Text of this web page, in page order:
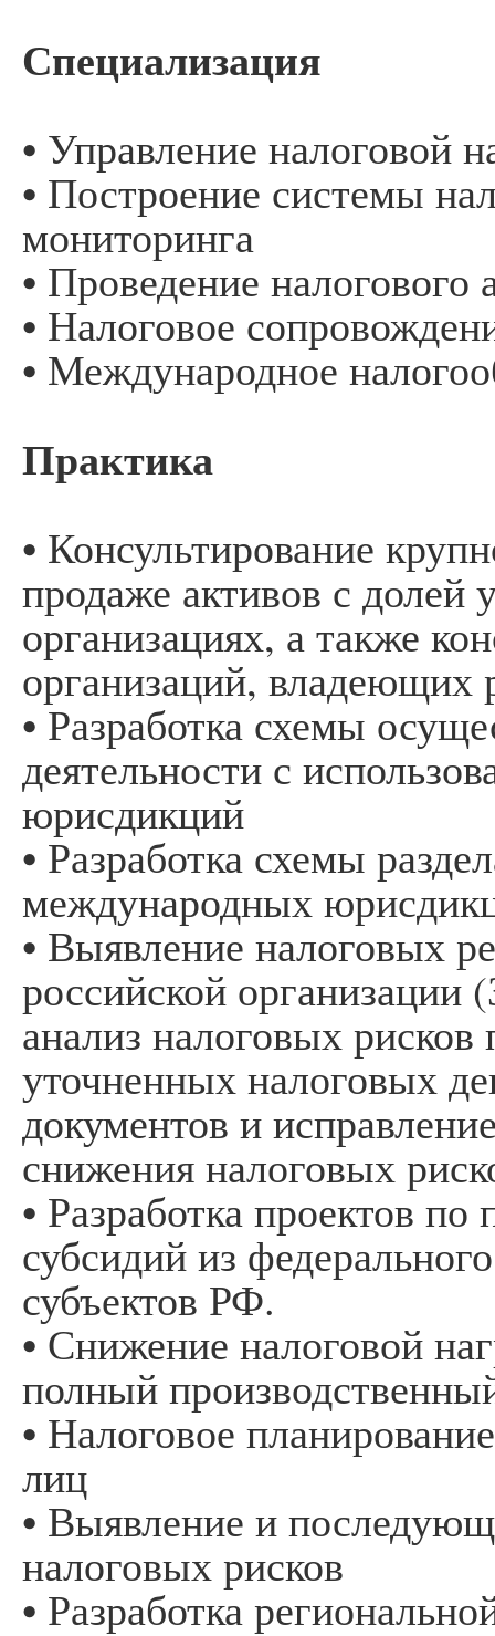
Специализация
• Управление налоговой
• Построение системы
мониторинга
• Проведение налогового
• Налоговое
• Международное
Практика
• Консультирование
продаже активов с долей
организациях, а также
организаций, владеющих
• Разработка схемы
деятельности с
юрисдикций
• Разработка схемы
международных
• Выявление налоговых
российской организации
анализ налоговых
уточненных налоговых
документов и
снижения налоговых
• Разработка проектов
субсидий из
субъектов РФ.
• Снижение налоговой
полный
• Налоговое
лиц
• Выявление и
налоговых рисков
• Разработка